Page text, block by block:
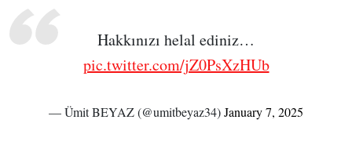
Hakkınızı helal ediniz…
pic.twitter.com/jZ0PsXzHUb
— Ümit BEYAZ (@umitbeyaz34)January 7, 2025